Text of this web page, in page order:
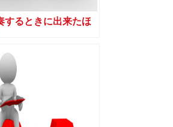
するときに出来たほ